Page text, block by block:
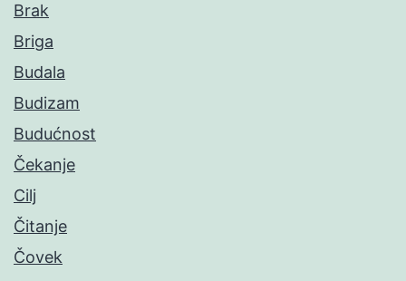
Brak
Briga
Budala
Budizam
Budućnost
Čekanje
Cilj
Čitanje
Čovek